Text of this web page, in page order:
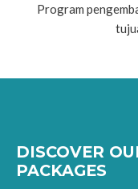
Program
DISCOVER
PACKAGES